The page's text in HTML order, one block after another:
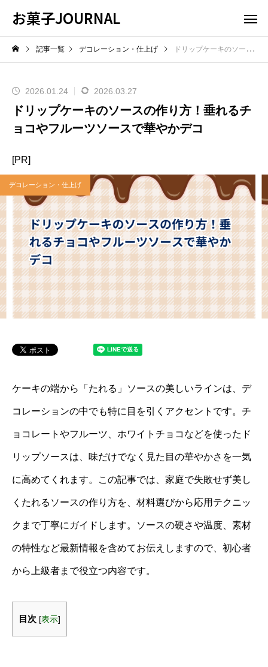
お菓子JOURNAL
記事一覧 デコレーション・仕上げ ドリップケーキのソースの作り方！垂れるチョコやフルーツソースで華やかデコ
2026.01.24 2026.03.27
ドリップケーキのソースの作り方！垂れるチ
ョコやフルーツソースで華やかデコ
[PR]
デコレーション・仕上げ
ケーキの端から「たれる」ソースの美しいラインは、デ
コレーションの中でも特に目を引くアクセントです。チ
ョコレートやフルーツ、ホワイトチョコなどを使ったド
リップソースは、味だけでなく見た目の華やかさを一気
に高めてくれます。この記事では、家庭で失敗せず美し
くたれるソースの作り方を、材料選びから応用テクニッ
クまで丁寧にガイドします。ソースの硬さや温度、素材
の特性など最新情報を含めてお伝えしますので、初心者
から上級者まで役立つ内容です。
目次 [表示]